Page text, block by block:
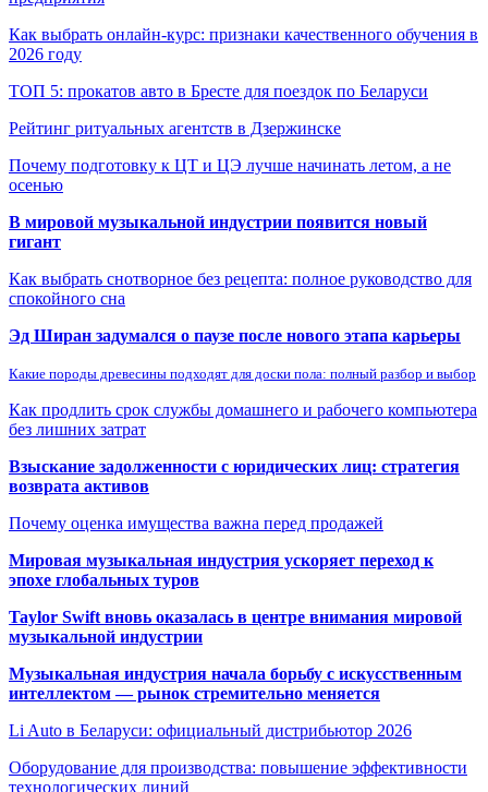
Как выбрать онлайн-курс: признаки качественного обучения в
2026 году
ТОП 5: прокатов авто в Бресте для поездок по Беларуси
Рейтинг ритуальных агентств в Дзержинске
Почему подготовку к ЦТ и ЦЭ лучше начинать летом, а не
осенью
В мировой музыкальной индустрии появится новый
гигант
Как выбрать снотворное без рецепта: полное руководство для
спокойного сна
Эд Ширан задумался о паузе после нового этапа карьеры
Какие породы древесины подходят для доски пола: полный разбор и выбор
Как продлить срок службы домашнего и рабочего компьютера
без лишних затрат
Взыскание задолженности с юридических лиц: стратегия
возврата активов
Почему оценка имущества важна перед продажей
Мировая музыкальная индустрия ускоряет переход к
эпохе глобальных туров
Taylor Swift вновь оказалась в центре внимания мировой
музыкальной индустрии
Музыкальная индустрия начала борьбу с искусственным
интеллектом — рынок стремительно меняется
Li Auto в Беларуси: официальный дистрибьютор 2026
Оборудование для производства: повышение эффективности
технологических линий